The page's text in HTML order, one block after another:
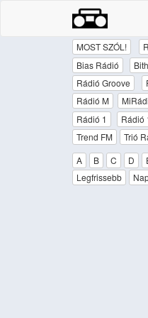
MOST SZÓL!
Bias Rádió
Rádió Groove
Rádió M
Rádió 1
Rádió
Trend FM
Trió
A
B C D
Legfrissebb